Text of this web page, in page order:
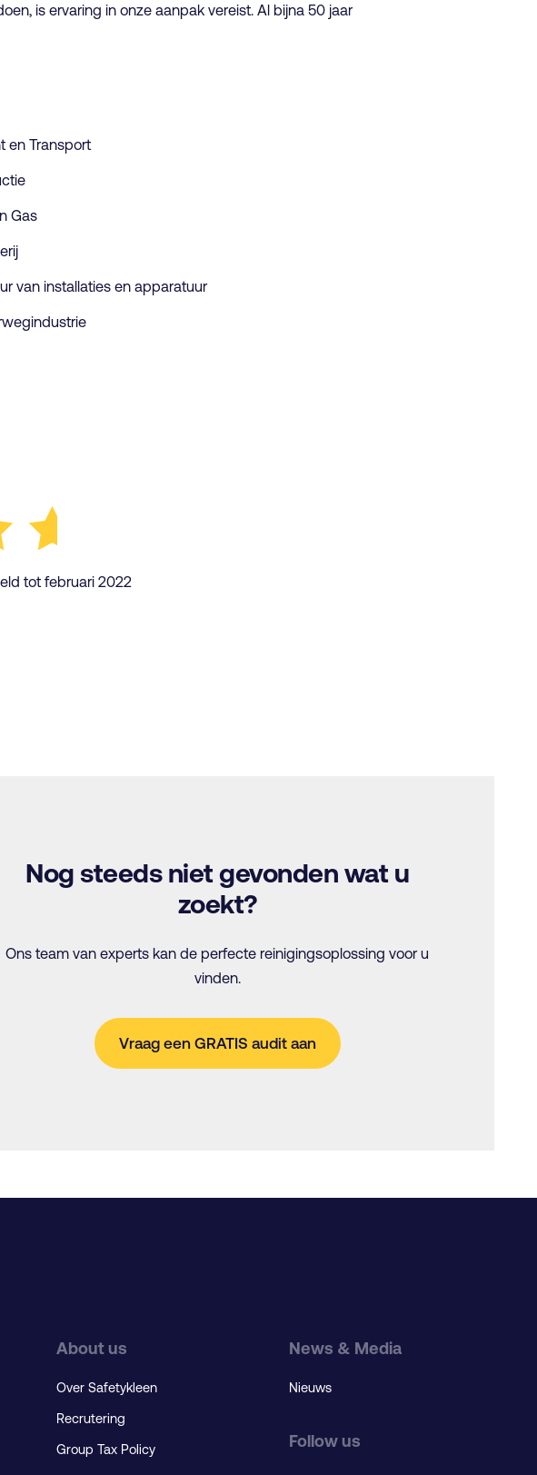
is ervaring in onze aanpak vereist. Al bijna 50 jaar
en Transport
Gas
van installaties en apparatuur
tot februari 2022
Nog steeds niet gevonden wat u
zoekt?
Ons team van experts kan de perfecte reinigingsoplossing voor u
vinden.
Vraag een GRATIS audit aan
About us
Over Safetykleen
Recrutering
Group Tax Policy
News & Media
Nieuws
Follow us